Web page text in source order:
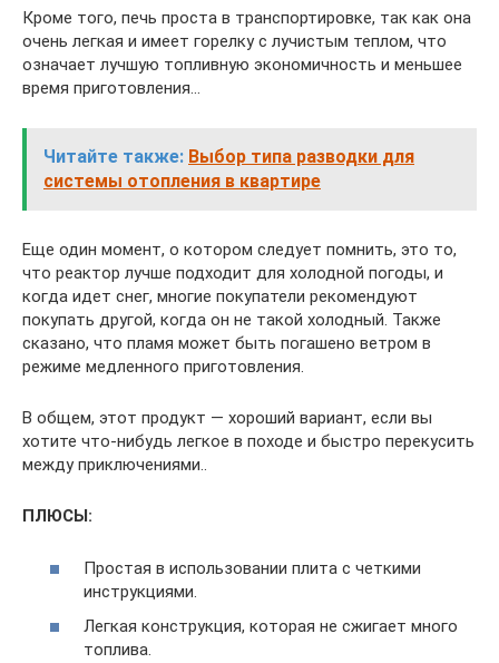
Кроме того, печь проста в транспортировке, так как она
очень легкая и имеет горелку с лучистым теплом, что
означает лучшую топливную экономичность и меньшее
время приготовления…
Читайте также: Выбор типа разводки для
системы отопления в квартире
Еще один момент, о котором следует помнить, это то,
что реактор лучше подходит для холодной погоды, и
когда идет снег, многие покупатели рекомендуют
покупать другой, когда он не такой холодный. Также
сказано, что пламя может быть погашено ветром в
режиме медленного приготовления.
В общем, этот продукт — хороший вариант, если вы
хотите что-нибудь легкое в походе и быстро перекусить
между приключениями..
ПЛЮСЫ:
Простая в использовании плита с четкими
инструкциями.
Легкая конструкция, которая не сжигает много
топлива.